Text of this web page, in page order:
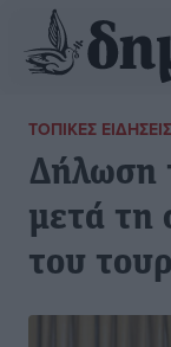
ΤΟΠΙΚΈΣ ΕΙΔΉΣΕΙΣ
Δήλωση
μετά τη
του